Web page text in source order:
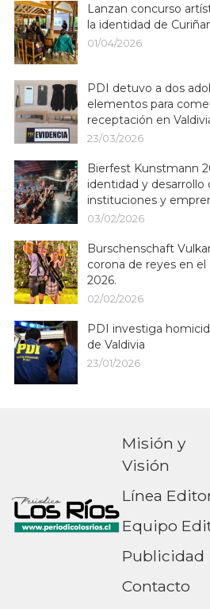
Lanzan concurso
la identidad de
01/04/2026
PDI detuvo a dos
elementos para
receptación en
23/03/2026
Bierfest Kunstmann
identidad y desarrollo
instituciones y
03/02/2026
Burschenschaft
corona de reyes en
2026.
02/02/2026
PDI investiga
de Valdivia
23/01/2026
Misión y
Visión
Línea
Equipo
Publicidad
Contacto